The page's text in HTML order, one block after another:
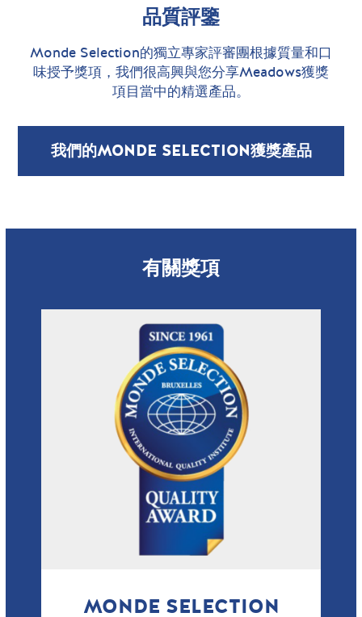
品質評鑒
Monde Selection的獨立專家評審團根據質量和口
味授予獎項，我們很高興與您分享Meadows獲獎
項目當中的精選產品。
我們的MONDE SELECTION獲獎產品
有關獎項
MONDE SELECTION